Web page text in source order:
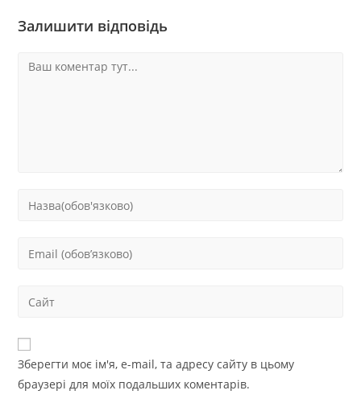
Залишити відповідь
Зберегти моє ім'я, e-mail, та адресу сайту в цьому
браузері для моїх подальших коментарів.